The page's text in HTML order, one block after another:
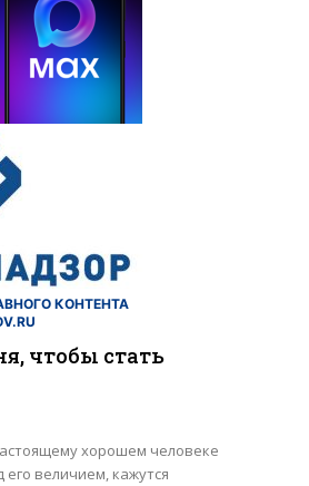
КОНТЕНТА
чтобы стать
хорошем человеке
его величием, кажутся